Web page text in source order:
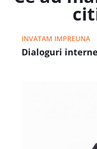
INVATAM IMPREUNA
Dialoguri